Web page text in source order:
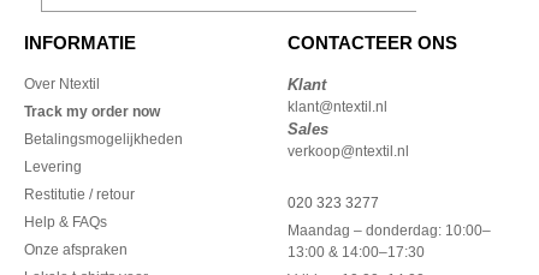
INFORMATIE
Over Ntextil
Track my order now
Betalingsmogelijkheden
Levering
Restitutie / retour
Help & FAQs
Onze afspraken
CONTACTEER ONS
Klant
klant@ntextil.nl
Sales
verkoop@ntextil.nl
020 323 3277
Maandag – donderdag: 10:00–
13:00 & 14:00–17:30